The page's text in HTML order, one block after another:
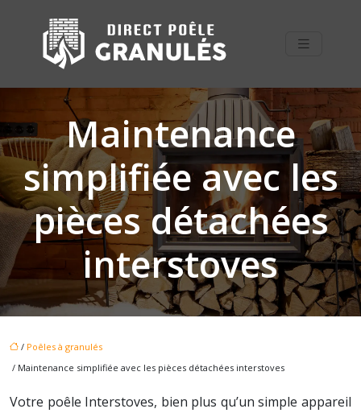
Maintenance
simplifiée avec les
pièces détachées
interstoves
/ Poêles à granulés
/ Maintenance simplifiée avec les pièces détachées interstoves
Votre poêle Interstoves, bien plus qu’un simple appareil